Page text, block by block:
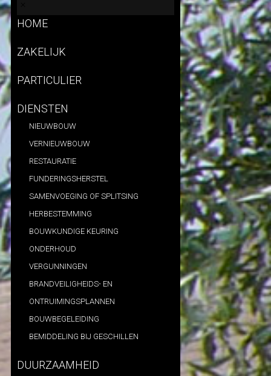
HOME
ZAKELIJK
PARTICULIER
DIENSTEN
NIEUWBOUW
VERNIEUWBOUW
RESTAURATIE
FUNDERINGSHERSTEL
SAMENVOEGING OF SPLITSING
HERBESTEMMING
BOUWKUNDIGE KEURING
ONDERHOUD
VERGUNNINGEN
BRANDVEILIGHEIDS- EN
ONTRUIMINGSPLANNEN
BOUWBEGELEIDING
BEMIDDELING BIJ GESCHILLEN
DUURZAAMHEID